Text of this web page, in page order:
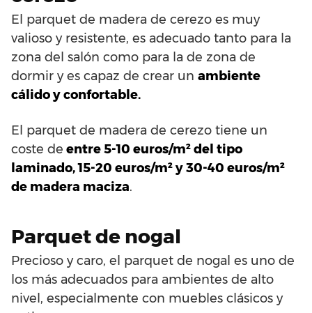
El parquet de madera de cerezo es muy
valioso y resistente, es adecuado tanto para la
zona del salón como para la de zona de
dormir y es capaz de crear un ambiente
cálido y confortable.
El parquet de madera de cerezo tiene un
coste de entre 5-10 euros/m² del tipo
laminado, 15-20 euros/m² y 30-40 euros/m²
de madera maciza.
Parquet de nogal
Precioso y caro, el parquet de nogal es uno de
los más adecuados para ambientes de alto
nivel, especialmente con muebles clásicos y